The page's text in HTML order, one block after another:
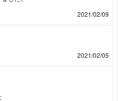
2021/02/09
2021/02/05